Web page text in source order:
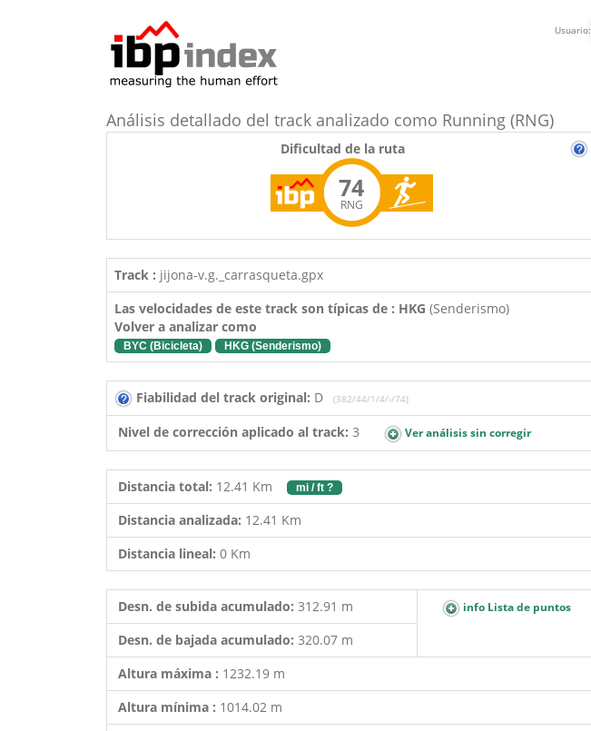
Usuario:
Análisis detallado del track analizado como Running (RNG)
Dificultad de la ruta
74
RNG
Track : jijona-v.g._carrasqueta.gpx
Las velocidades de este track son típicas de : HKG (Senderismo)
Volver a analizar como
BYC (Bicicleta) HKG (Senderismo)
Fiabilidad del track original: D (382/44/1/4/-/74)
Nivel de corrección aplicado al track: 3 Ver análisis sin corregir
Distancia total: 12.41 Km mi / ft ?
Distancia analizada: 12.41 Km
Distancia lineal: 0 Km
Desn. de subida acumulado: 312.91 m info Lista de puntos
Desn. de bajada acumulado: 320.07 m
Altura máxima : 1232.19 m
Altura mínima : 1014.02 m